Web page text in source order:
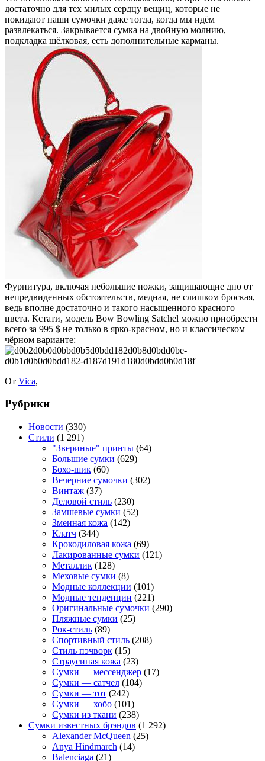
достаточно для тех милых сердцу вещиц, которые не
покидают наши сумочки даже тогда, когда мы идём
развлекаться. Закрывается сумка на двойную молнию,
подкладка шёлковая, есть дополнительные карманы.
Фурнитура, включая небольшие ножки, защищающие дно от
непредвиденных обстоятельств, медная, не слишком броская,
ведь вполне достаточно и такого насыщенного красного
цвета. Кстати, модель Bow Bowling Satchel можно приобрести
всего за 995 $ не только в ярко-красном, но и классическом
чёрном варианте:
От Vica,
Рубрики
Новости (330)
Стили (1 291)
"Звериные" принты (64)
Большие сумки (629)
Бохо-шик (60)
Вечерние сумочки (302)
Винтаж (37)
Деловой стиль (230)
Замшевые сумки (52)
Змеиная кожа (142)
Клатч (344)
Крокодиловая кожа (69)
Лакированные сумки (121)
Металлик (128)
Меховые сумки (8)
Модные коллекции (101)
Модные тенденции (221)
Оригинальные сумочки (290)
Пляжные сумки (25)
Рок-стиль (89)
Спортивный стиль (208)
Стиль пэчворк (15)
Страусиная кожа (23)
Сумки — мессенджер (17)
Сумки — сатчел (104)
Сумки — тот (242)
Сумки — хобо (101)
Сумки из ткани (238)
Сумки известных брэндов (1 292)
Alexander McQueen (25)
Anya Hindmarch (14)
Balenciaga (21)